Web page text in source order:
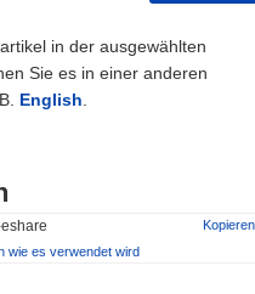
in der ausgewählten
Sie es in einer anderen
English
Kopieren
wie es verwendet wird